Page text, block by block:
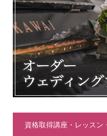
資格取得講座・レッスン